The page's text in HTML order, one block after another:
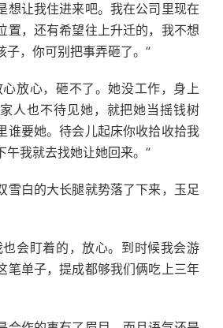
想让我住进来吧。我在公司里现在
置，还有希望往上升迁的，我不想
子，你可别把事弄砸了。”
心放心，砸不了。她没工作，身上
人也不待见她，就把她当摇钱树
谁要她。待会儿起床你收拾收拾我
午我就去找她让她回来。”
雪白的大长腿就势落了下来，玉足
会盯着的，放心。到时候我会游
笔单子，提成都够我们俩吃上三年